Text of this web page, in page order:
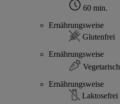
60 min.
Ernährungsweise
Glutenfrei
Ernährungsweise
Vegetarisch
Ernährungsweise
Laktosefrei